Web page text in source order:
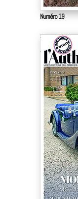
Numéro 19